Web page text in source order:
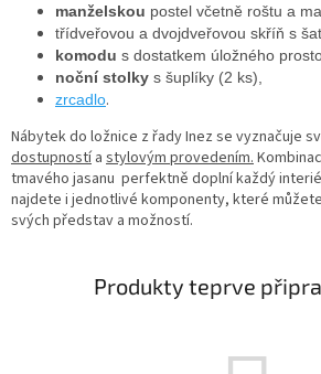
manželskou postel včetně roštu a
třídveřovou a dvojdveřovou skříň s
komodu s dostatkem úložného
noční stolky s šuplíky (2 ks),
zrcadlo.
Nábytek do ložnice z řady Inez se vyznačuje
dostupnostía stylovým provedením.
tmavého jasanu perfektně doplní každý
najdete i jednotlivé komponenty, které
svých představ a možností.
Produkty teprve